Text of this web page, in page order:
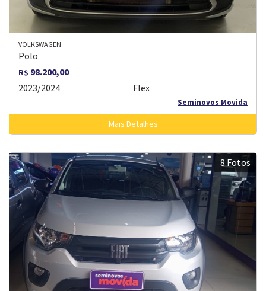
VOLKSWAGEN
Polo
R$ 98.200,00
2023/2024
Flex
Seminovos Movida
Mais Detalhes
8 Fotos